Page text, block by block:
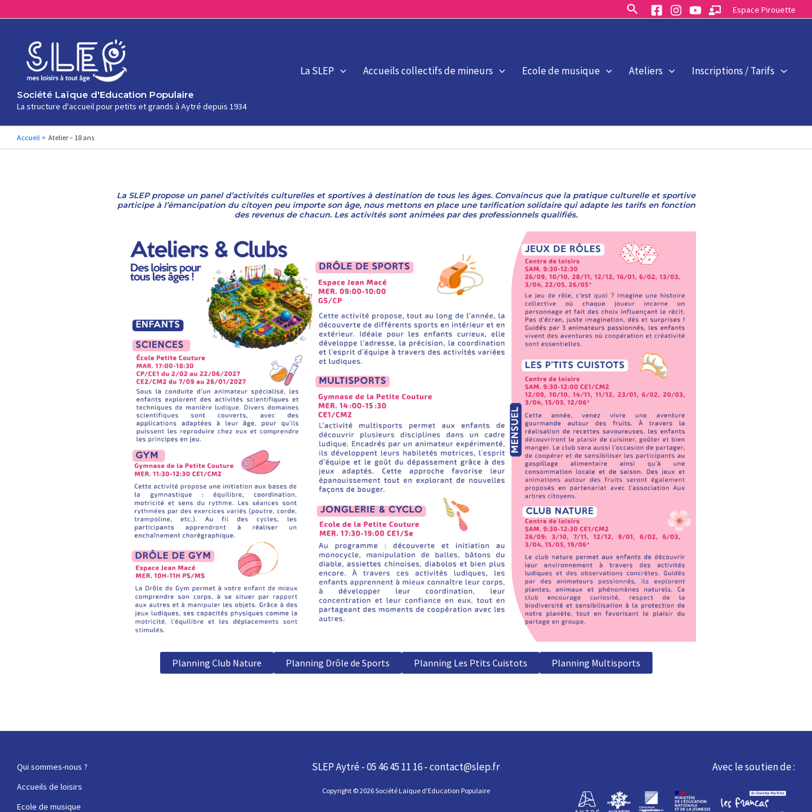
contenu
Rechercher Espace Pirouette
Société Laïque d'Education Populaire
La structure d'accueil pour petits et grands à Aytré depuis 1934
La SLEP Accueils collectifs de mineurs Ecole de musique Ateliers Inscriptions / Tarifs
Accueil Atelier – 18 ans
La SLEP propose un panel d’activités culturelles et sportives à destination de tous les âges. Convaincus que la pratique culturelle et sportive
participe à l’émancipation du citoyen peu importe son âge, nous mettons en place une tarification solidaire qui adapte les tarifs en fonction
des revenus de chacun. Les activités sont animées par des professionnels qualifiés.
Planning Club Nature Planning Drôle de Sports Planning Les Ptits Cuistots Planning Multisports
Qui sommes-nous ?
Accueils de loisirs
Ecole de musique
SLEP Aytré - 05 46 45 11 16 - contact@slep.fr
Copyright © 2026 Société Laïque d'Education Populaire
Avec le soutien de :